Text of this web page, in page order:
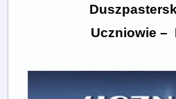
Uczniowie –